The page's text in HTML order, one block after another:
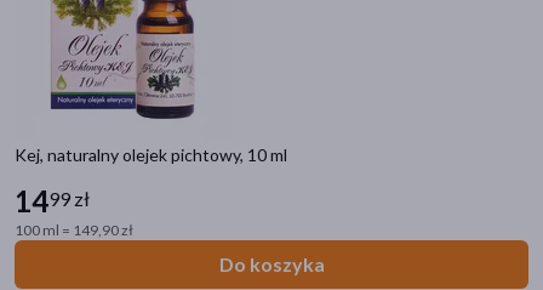
Kej, naturalny olejek pichtowy, 10 ml
1499 zł
100 ml = 149,90 zł
Do koszyka
SPF 30(150)
SPF 50
(137)
SPF(244)
Alergeny
mleko krowie
soja(4)